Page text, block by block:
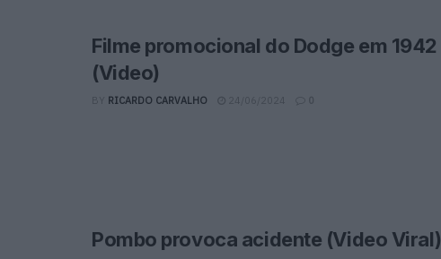
Filme promocional do Dodge em 1942
(Video)
BY RICARDO CARVALHO 24/06/2024 0
Pombo provoca acidente (Video Viral)